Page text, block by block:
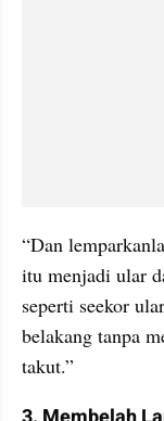
“Dan
itu menjadi ular
seperti seekor
belakang tanpa
takut.”